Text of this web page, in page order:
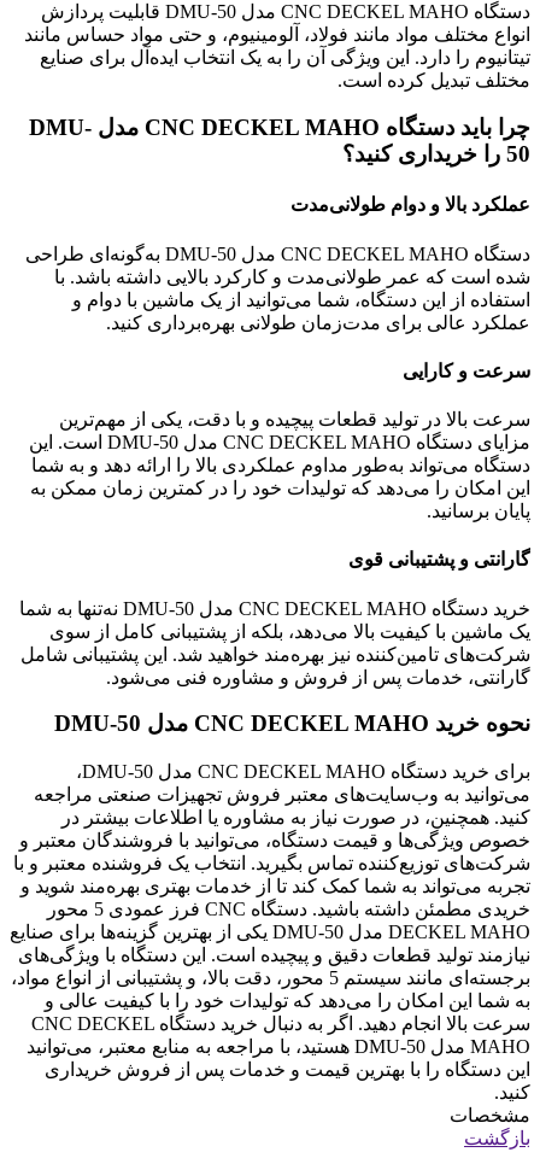
دستگاه CNC DECKEL MAHO مدل DMU-50 قابلیت پردازش
انواع مختلف مواد مانند فولاد، آلومینیوم، و حتی مواد حساس مانند
تیتانیوم را دارد. این ویژگی آن را به یک انتخاب ایده‌آل برای صنایع
مختلف تبدیل کرده است.
چرا باید دستگاه CNC DECKEL MAHO مدل DMU-
50 را خریداری کنید؟
عملکرد بالا و دوام طولانی‌مدت
دستگاه CNC DECKEL MAHO مدل DMU-50 به‌گونه‌ای طراحی
شده است که عمر طولانی‌مدت و کارکرد بالایی داشته باشد. با
استفاده از این دستگاه، شما می‌توانید از یک ماشین با دوام و
عملکرد عالی برای مدت‌زمان طولانی بهره‌برداری کنید.
سرعت و کارایی
سرعت بالا در تولید قطعات پیچیده و با دقت، یکی از مهم‌ترین
مزایای دستگاه CNC DECKEL MAHO مدل DMU-50 است. این
دستگاه می‌تواند به‌طور مداوم عملکردی بالا را ارائه دهد و به شما
این امکان را می‌دهد که تولیدات خود را در کمترین زمان ممکن به
پایان برسانید.
گارانتی و پشتیبانی قوی
خرید دستگاه CNC DECKEL MAHO مدل DMU-50 نه‌تنها به شما
یک ماشین با کیفیت بالا می‌دهد، بلکه از پشتیبانی کامل از سوی
شرکت‌های تامین‌کننده نیز بهره‌مند خواهید شد. این پشتیبانی شامل
گارانتی، خدمات پس از فروش و مشاوره فنی می‌شود.
نحوه خرید CNC DECKEL MAHO مدل DMU-50
برای خرید دستگاه CNC DECKEL MAHO مدل DMU-50،
می‌توانید به وب‌سایت‌های معتبر فروش تجهیزات صنعتی مراجعه
کنید. همچنین، در صورت نیاز به مشاوره یا اطلاعات بیشتر در
خصوص ویژگی‌ها و قیمت دستگاه، می‌توانید با فروشندگان معتبر و
شرکت‌های توزیع‌کننده تماس بگیرید. انتخاب یک فروشنده معتبر و با
تجربه می‌تواند به شما کمک کند تا از خدمات بهتری بهره‌مند شوید و
خریدی مطمئن داشته باشید. دستگاه CNC فرز عمودی 5 محور
DECKEL MAHO مدل DMU-50 یکی از بهترین گزینه‌ها برای صنایع
نیازمند تولید قطعات دقیق و پیچیده است. این دستگاه با ویژگی‌های
برجسته‌ای مانند سیستم 5 محور، دقت بالا، و پشتیبانی از انواع مواد،
به شما این امکان را می‌دهد که تولیدات خود را با کیفیت عالی و
سرعت بالا انجام دهید. اگر به دنبال خرید دستگاه CNC DECKEL
MAHO مدل DMU-50 هستید، با مراجعه به منابع معتبر، می‌توانید
این دستگاه را با بهترین قیمت و خدمات پس از فروش خریداری
کنید.
مشخصات
بازگشت